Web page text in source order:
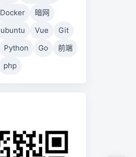
Docker
暗网
ubuntu Vue
Git
Python Go
前端
php